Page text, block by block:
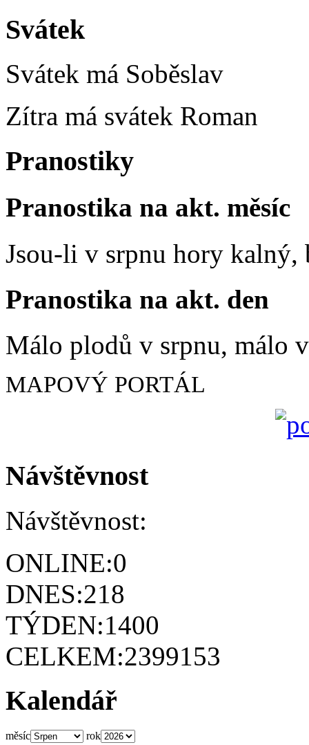
Svátek
Svátek má Soběslav
Zítra má svátek Roman
Pranostiky
Pranostika na akt. měsíc
Jsou-li v srpnu hory
Pranostika na akt. den
Málo plodů v srpnu, málo
MAPOVÝ PORTÁL
Návštěvnost
Návštěvnost:
ONLINE:0
DNES:218
TÝDEN:1400
CELKEM:2399153
Kalendář
měsíc rok